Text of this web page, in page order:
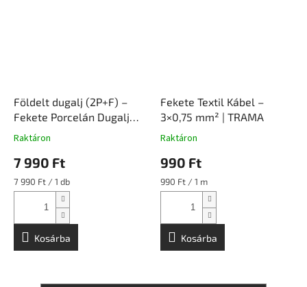
Földelt dugalj (2P+F) –
Fekete Porcelán Dugalj
Falon Kívüli Szerelvény |
Raktáron
7 990 Ft
Egységár:
7 990 Ft / 1 db
Kosárba
Fekete Textil Kábel –
3×0,75 mm² | TRAMA
Raktáron
990 Ft
Egységár:
990 Ft / 1 m
Kosárba